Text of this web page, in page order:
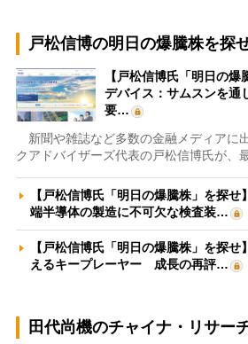
戸松信博の明日の爆騰株を探
【戸松信博氏「明日の
デバイス：サムスンを通
要…
新聞や雑誌など多数の金融メディアに
クアドバイザーズ代表の戸松信博氏が、
【戸松信博氏「明日の爆騰株」を探
端半導体の製造に不可欠な検査装…
【戸松信博氏「明日の爆騰株」を探
えるキープレーヤー 成長の再評…
田代尚機のチャイナ・リサー